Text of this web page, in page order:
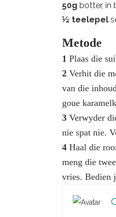
50g botter, in
½ teelepel
Metode
1 Plaas die
2 Verhit die
van die
goue
3 Verwyder
nie spat nie.
4 Haal die
meng die
vries. Bedien